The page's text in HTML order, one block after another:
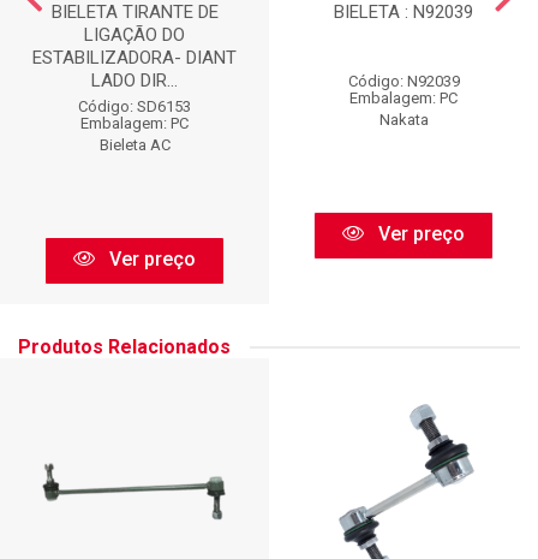
BIELETA TIRANTE DE
LIGAÇÃO DO
ESTABILIZADORA- DIANT
LADO DIR...
Código: SD6153
Embalagem: PC
Bieleta AC
Ver preço
BIELETA : N92039
Código: N92039
Embalagem: PC
Nakata
Ver preço
Produtos Relacionados